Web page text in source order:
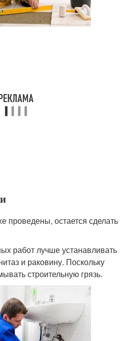
проведены, остается сделать
работ лучше устанавливать
и раковину. Поскольку
строительную грязь.